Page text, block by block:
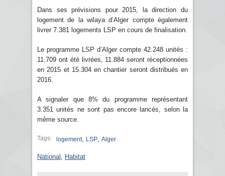
Dans ses prévisions pour 2015, la direction du
logement de la wilaya d’Alger compte également
livrer 7.381 logements LSP en cours de finalisation.
Le programme LSP d’Alger compte 42.248 unités :
11.709 ont été livrées, 11.884 seront réceptionnées
en 2015 et 15.304 en chantier seront distribués en
2016.
A signaler que 8% du programme représentant
3.351 unités ne sont pas encore lancés, selon la
même source.
Tags: logement, LSP Alger
National Habitat